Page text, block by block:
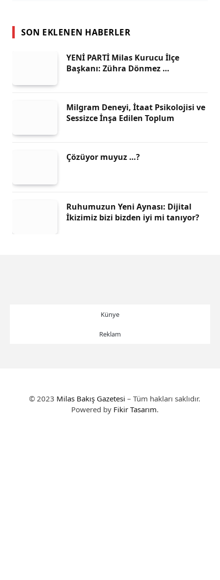
SON EKLENEN HABERLER
YENİ PARTİ Milas Kurucu İlçe
Başkanı: Zühra Dönmez …
Milgram Deneyi, İtaat Psikolojisi ve
Sessizce İnşa Edilen Toplum
Çözüyor muyuz …?
Ruhumuzun Yeni Aynası: Dijital
İkizimiz bizi bizden iyi mi tanıyor?
Künye
Reklam
© 2023 Milas Bakış Gazetesi – Tüm hakları saklıdır.
Powered by Fikir Tasarım.